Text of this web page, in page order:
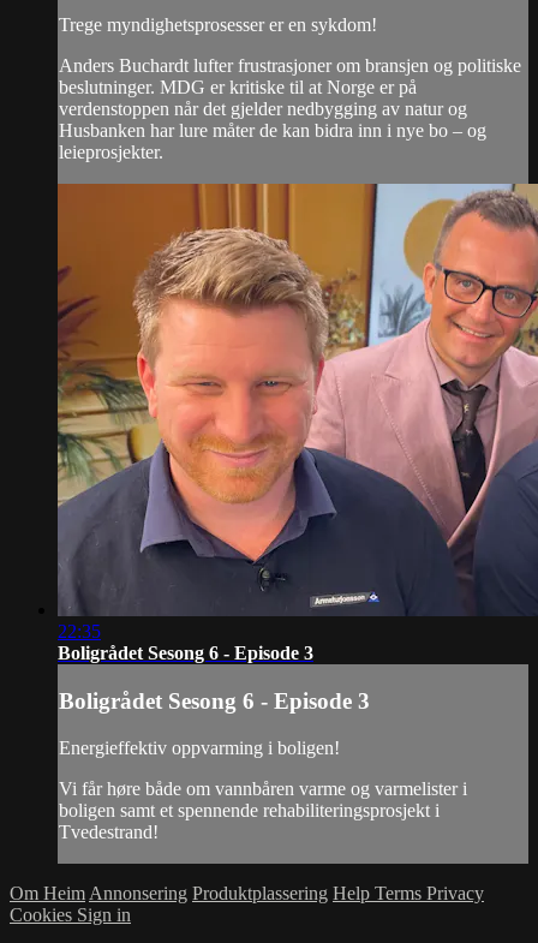
Trege myndighetsprosesser er en sykdom!
Anders Buchardt lufter frustrasjoner om bransjen og politiske
beslutninger. MDG er kritiske til at Norge er på
verdenstoppen når det gjelder nedbygging av natur og
Husbanken har lure måter de kan bidra inn i nye bo – og
leieprosjekter.
22:35
Boligrådet Sesong 6 - Episode 3
Boligrådet Sesong 6 - Episode 3
Energieffektiv oppvarming i boligen!
Vi får høre både om vannbåren varme og varmelister i
boligen samt et spennende rehabiliteringsprosjekt i
Tvedestrand!
Om Heim Annonsering Produktplassering Help Terms Privacy
Cookies Sign in